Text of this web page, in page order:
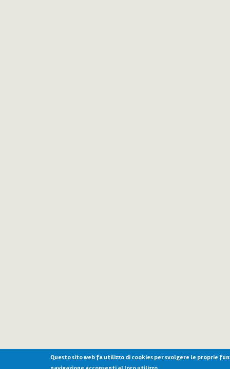
Questo sito web fa utilizzo di cookies per svolgere le proprie